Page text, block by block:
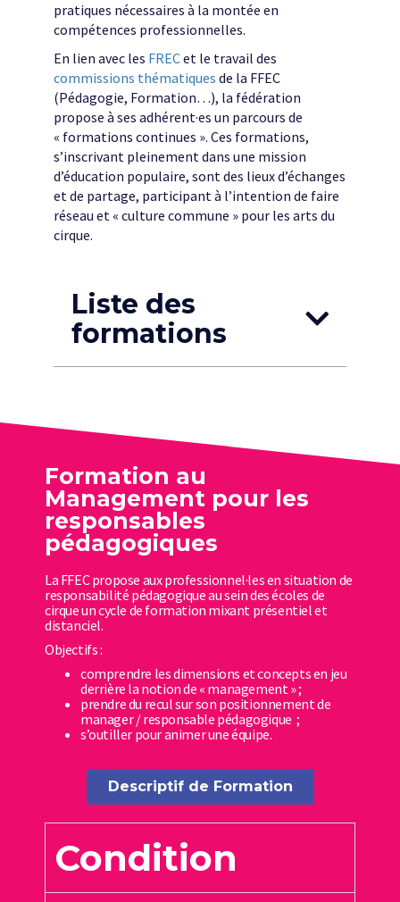
pratiques nécessaires à la montée en
compétences professionnelles.
En lien avec les FRECet le travail des
commissions thématiques de la FFEC
(Pédagogie, Formation…), la fédération
propose à ses adhérent·es un parcours de
« formations continues ». Ces formations,
s’inscrivant pleinement dans une mission
d’éducation populaire, sont des lieux d’échanges
et de partage, participant à l’intention de faire
réseau et « culture commune » pour les arts du
cirque.
Liste des
formations
Formation au
Management pour les
responsables
pédagogiques
La FFEC propose aux professionnel·les en situation de
responsabilité pédagogique au sein des écoles de
cirque un cycle de formation mixant présentiel et
distanciel.
Objectifs :
comprendre les dimensions et concepts en jeu
derrière la notion de « management » ;
prendre du recul sur son positionnement de
manager / responsable pédagogique ;
s’outiller pour animer une équipe.
Descriptif de Formation
Condition